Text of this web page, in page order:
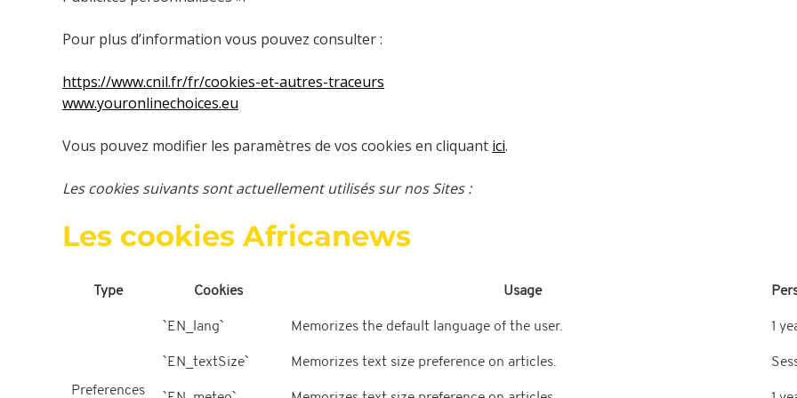
Pour plus d’information vous pouvez consulter :
https://www.cnil.fr/fr/cookies-et-autres-traceurs
www.youronlinechoices.eu
Vous pouvez modifier les paramètres de vos cookies en cliquant ici.
Les cookies suivants sont actuellement utilisés sur nos Sites :
Les cookies Africanews
Type Cookies Usage
Preferences
`EN_lang` Memorizes the default language of the user. 1
`EN_textSize` Memorizes text size preference on articles.